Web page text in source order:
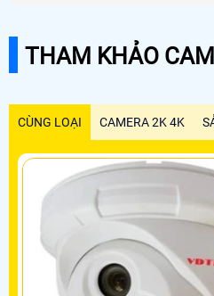
THAM KHẢO
CÙNG LOẠI CAMERA 2K 4K